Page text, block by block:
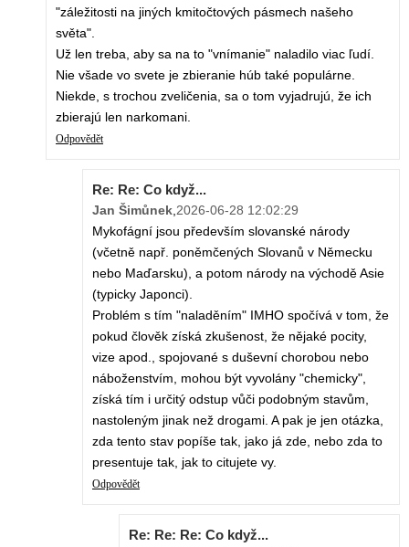
"záležitosti na jiných kmitočtových pásmech našeho
světa".
Už len treba, aby sa na to "vnímanie" naladilo viac ľudí.
Nie všade vo svete je zbieranie húb také populárne.
Niekde, s trochou zveličenia, sa o tom vyjadrujú, že ich
zbierajú len narkomani.
Odpovědět
Re: Re: Co když...
Jan Šimůnek 2026-06-28 12:02:29
Mykofágní jsou především slovanské národy
(včetně např. poněmčených Slovanů v Německu
nebo Maďarsku), a potom národy na východě Asie
(typicky Japonci).
Problém s tím "naladěním" IMHO spočívá v tom, že
pokud člověk získá zkušenost, že nějaké pocity,
vize apod., spojované s duševní chorobou nebo
náboženstvím, mohou být vyvolány "chemicky",
získá tím i určitý odstup vůči podobným stavům,
nastoleným jinak než drogami. A pak je jen otázka,
zda tento stav popíše tak, jako já zde, nebo zda to
presentuje tak, jak to citujete vy.
Odpovědět
Re: Re: Re: Co když...